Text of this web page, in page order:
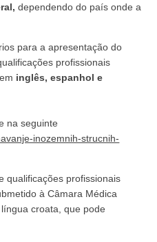
dependendo do país onde a
para a apresentação do
profissionais
inglês, espanhol e
na seguinte
inozemnih-strucnih-
qualificações profissionais
à Câmara Médica
croata, que pode